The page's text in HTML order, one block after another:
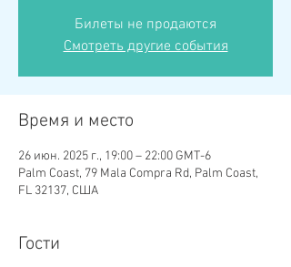
Билеты не продаются
Смотреть другие события
Время и место
26 июн. 2025 г., 19:00 – 22:00 GMT-6
Palm Coast, 79 Mala Compra Rd, Palm Coast,
FL 32137, США
Гости